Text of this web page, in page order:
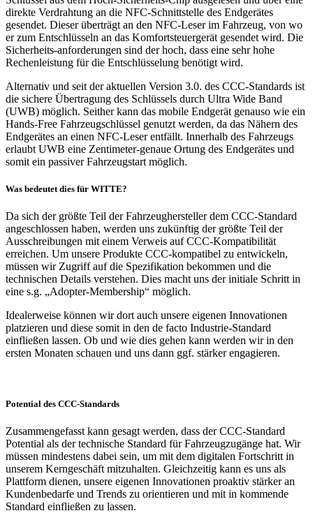
direkte Verdrahtung an die NFC-Schnittstelle des Endgerätes
gesendet. Dieser überträgt an den NFC-Leser im Fahrzeug, von wo
er zum Entschlüsseln an das Komfortsteuergerät gesendet wird. Die
Sicherheits-anforderungen sind der hoch, dass eine sehr hohe
Rechenleistung für die Entschlüsselung benötigt wird.
Alternativ und seit der aktuellen Version 3.0. des CCC-Standards ist
die sichere Übertragung des Schlüssels durch Ultra Wide Band
(UWB) möglich. Seither kann das mobile Endgerät genauso wie ein
Hands-Free Fahrzeugschlüssel genutzt werden, da das Nähern des
Endgerätes an einen NFC-Leser entfällt. Innerhalb des Fahrzeugs
erlaubt UWB eine Zentimeter-genaue Ortung des Endgerätes und
somit ein passiver Fahrzeugstart möglich.
Was bedeutet dies für WITTE?
Da sich der größte Teil der Fahrzeughersteller dem CCC-Standard
angeschlossen haben, werden uns zukünftig der größte Teil der
Ausschreibungen mit einem Verweis auf CCC-Kompatibilität
erreichen. Um unsere Produkte CCC-kompatibel zu entwickeln,
müssen wir Zugriff auf die Spezifikation bekommen und die
technischen Details verstehen. Dies macht uns der initiale Schritt in
eine s.g. „Adopter-Membership“ möglich.
Idealerweise können wir dort auch unsere eigenen Innovationen
platzieren und diese somit in den de facto Industrie-Standard
einfließen lassen. Ob und wie dies gehen kann werden wir in den
ersten Monaten schauen und uns dann ggf. stärker engagieren.
Potential des CCC-Standards
Zusammengefasst kann gesagt werden, dass der CCC-Standard
Potential als der technische Standard für Fahrzeugzugänge hat. Wir
müssen mindestens dabei sein, um mit dem digitalen Fortschritt in
unserem Kerngeschäft mitzuhalten. Gleichzeitig kann es uns als
Plattform dienen, unsere eigenen Innovationen proaktiv stärker an
Kundenbedarfe und Trends zu orientieren und mit in kommende
Standard einfließen zu lassen.